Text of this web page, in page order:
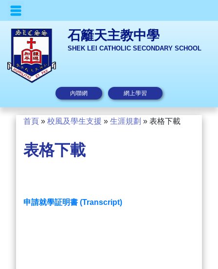
石籬天主教中學
SHEK LEI CATHOLIC SECONDARY SCHOOL
內聯網 網上學習
首頁 » 校風及學生支援 » 生涯規劃 » 表格下載
表格下載
申請就學証明書 (Transcript)